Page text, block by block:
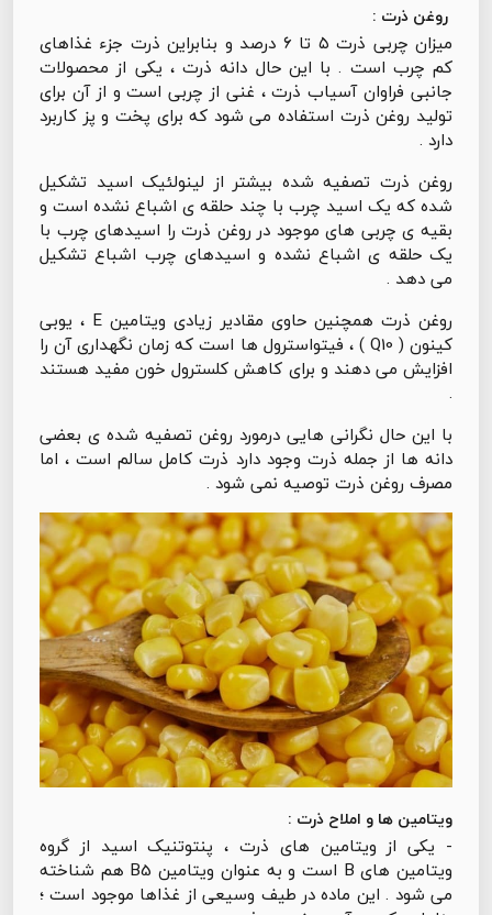
روغن ذرت :
میزان چربی ذرت ۵ تا ۶ درصد و بنابراین ذرت جزء غذاهای
کم چرب است . با این حال دانه ذرت ، یکی از محصولات
جانبی فراوان آسیاب ذرت ، غنی از چربی است و از آن برای
تولید روغن ذرت استفاده می شود که برای پخت و پز کاربرد
دارد .
روغن ذرت تصفیه شده بیشتر از لینولئیک اسید تشکیل
شده که یک اسید چرب با چند حلقه ی اشباع نشده است و
بقیه ی چربی های موجود در روغن ذرت را اسیدهای چرب با
یک حلقه ی اشباع نشده و اسیدهای چرب اشباع تشکیل
می دهد .
روغن ذرت همچنین حاوی مقادیر زیادی ویتامین E ، یوبی
کینون ( Q10 ) ، فیتواسترول ها است که زمان نگهداری آن را
افزایش می دهند و برای کاهش کلسترول خون مفید هستند
.
با این حال نگرانی هایی درمورد روغن تصفیه شده ی بعضی
دانه ها از جمله ذرت وجود دارد ذرت کامل سالم است ، اما
مصرف روغن ذرت توصیه نمی شود .
ویتامین ها و املاح ذرت :
- یکی از ویتامین های ذرت ، پنتوتنیک اسید از گروه
ویتامین های B است و به عنوان ویتامین B5 هم شناخته
می شود . این ماده در طیف وسیعی از غذاها موجود است ؛